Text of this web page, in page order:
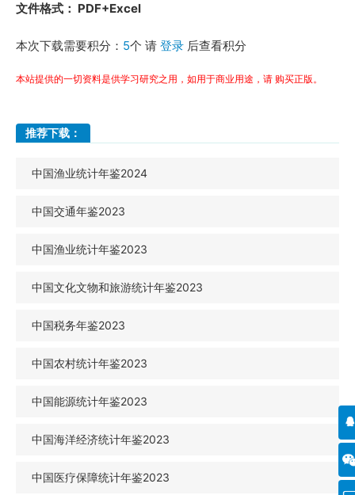
文件格式： PDF+Excel
本次下载需要积分： 5个 请 登录 后查看积分
本站提供的一切资料是供学习研究之用，如用于商业用途，请 购买正版。
推荐下载：
中国渔业统计年鉴2024
中国交通年鉴2023
中国渔业统计年鉴2023
中国文化文物和旅游统计年鉴2023
中国税务年鉴2023
中国农村统计年鉴2023
中国能源统计年鉴2023
中国海洋经济统计年鉴2023
中国医疗保障统计年鉴2023